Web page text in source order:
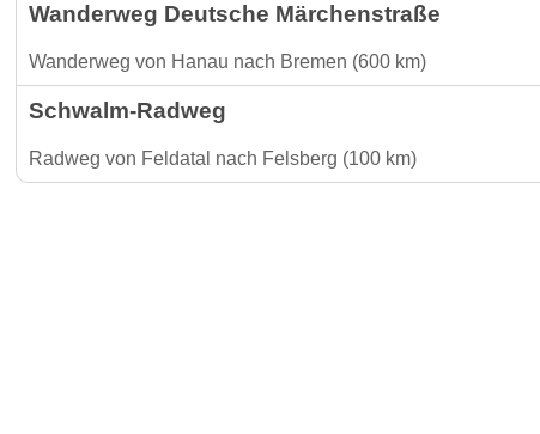
Wanderweg Deutsche Märchenstraße
Wanderweg von Hanau nach Bremen (600 km)
Schwalm-Radweg
Radweg von Feldatal nach Felsberg (100 km)